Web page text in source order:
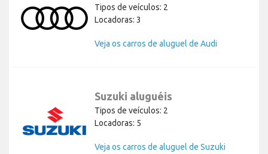
Tipos de veículos: 2
Locadoras: 3
Veja os carros de aluguel de Audi
Suzuki aluguéis
Tipos de veículos: 2
Locadoras: 5
Veja os carros de aluguel de Suzuki